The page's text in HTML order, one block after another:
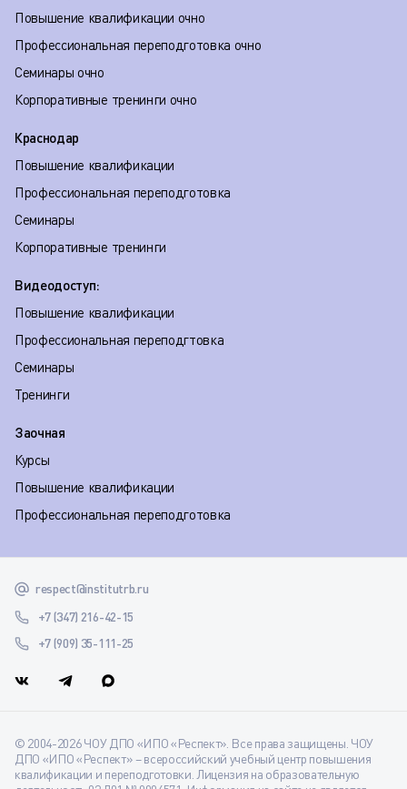
Повышение квалификации очно
Профессиональная переподготовка очно
Семинары очно
Корпоративные тренинги очно
Краснодар
Повышение квалификации
Профессиональная переподготовка
Семинары
Корпоративные тренинги
Видеодоступ:
Повышение квалификации
Профессиональная переподгтовка
Семинары
Тренинги
Заочная
Курсы
Повышение квалификации
Профессиональная переподготовка
respect@institutrb.ru
+7 (347) 216-42-15
+7 (909) 35-111-25
© 2004-2026 ЧОУ ДПО «ИПО «Респект». Все права защищены. ЧОУ
ДПО «ИПО «Респект» – всероссийский учебный центр повышения
квалификации и переподготовки. Лицензия на образовательную